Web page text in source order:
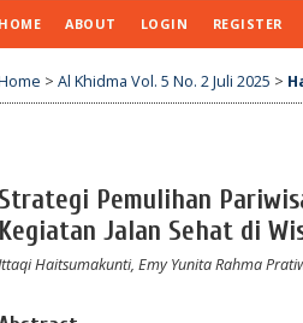
HOME ABOUT LOGIN REGISTER
> Al Khidma Vol. 5 No. 2 Juli 2025 >
Strategi Pemulihan
Kegiatan Jalan Sehat di
Haitsumakunti, Emy Yunita Rahma